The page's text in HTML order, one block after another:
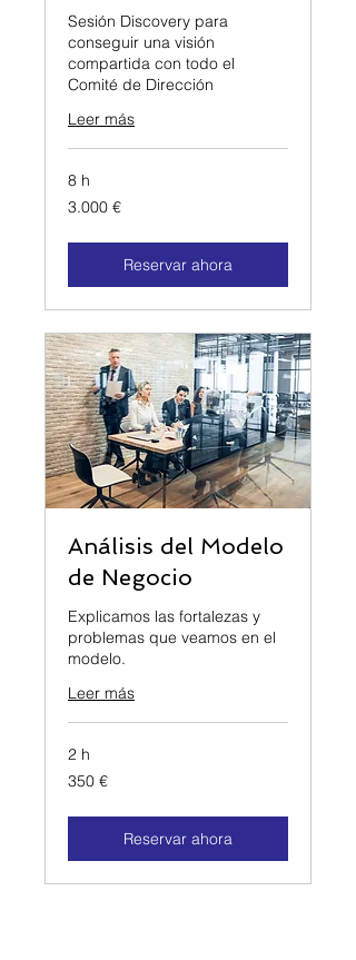
Sesión Discovery para
conseguir una visión
compartida con todo el
Comité de Dirección
Leer más
8 h
3.000 EUR
3.000 €
Reservar ahora
Análisis del Modelo
de Negocio
Explicamos las fortalezas y
problemas que veamos en el
modelo.
Leer más
2 h
350 EUR
350 €
Reservar ahora